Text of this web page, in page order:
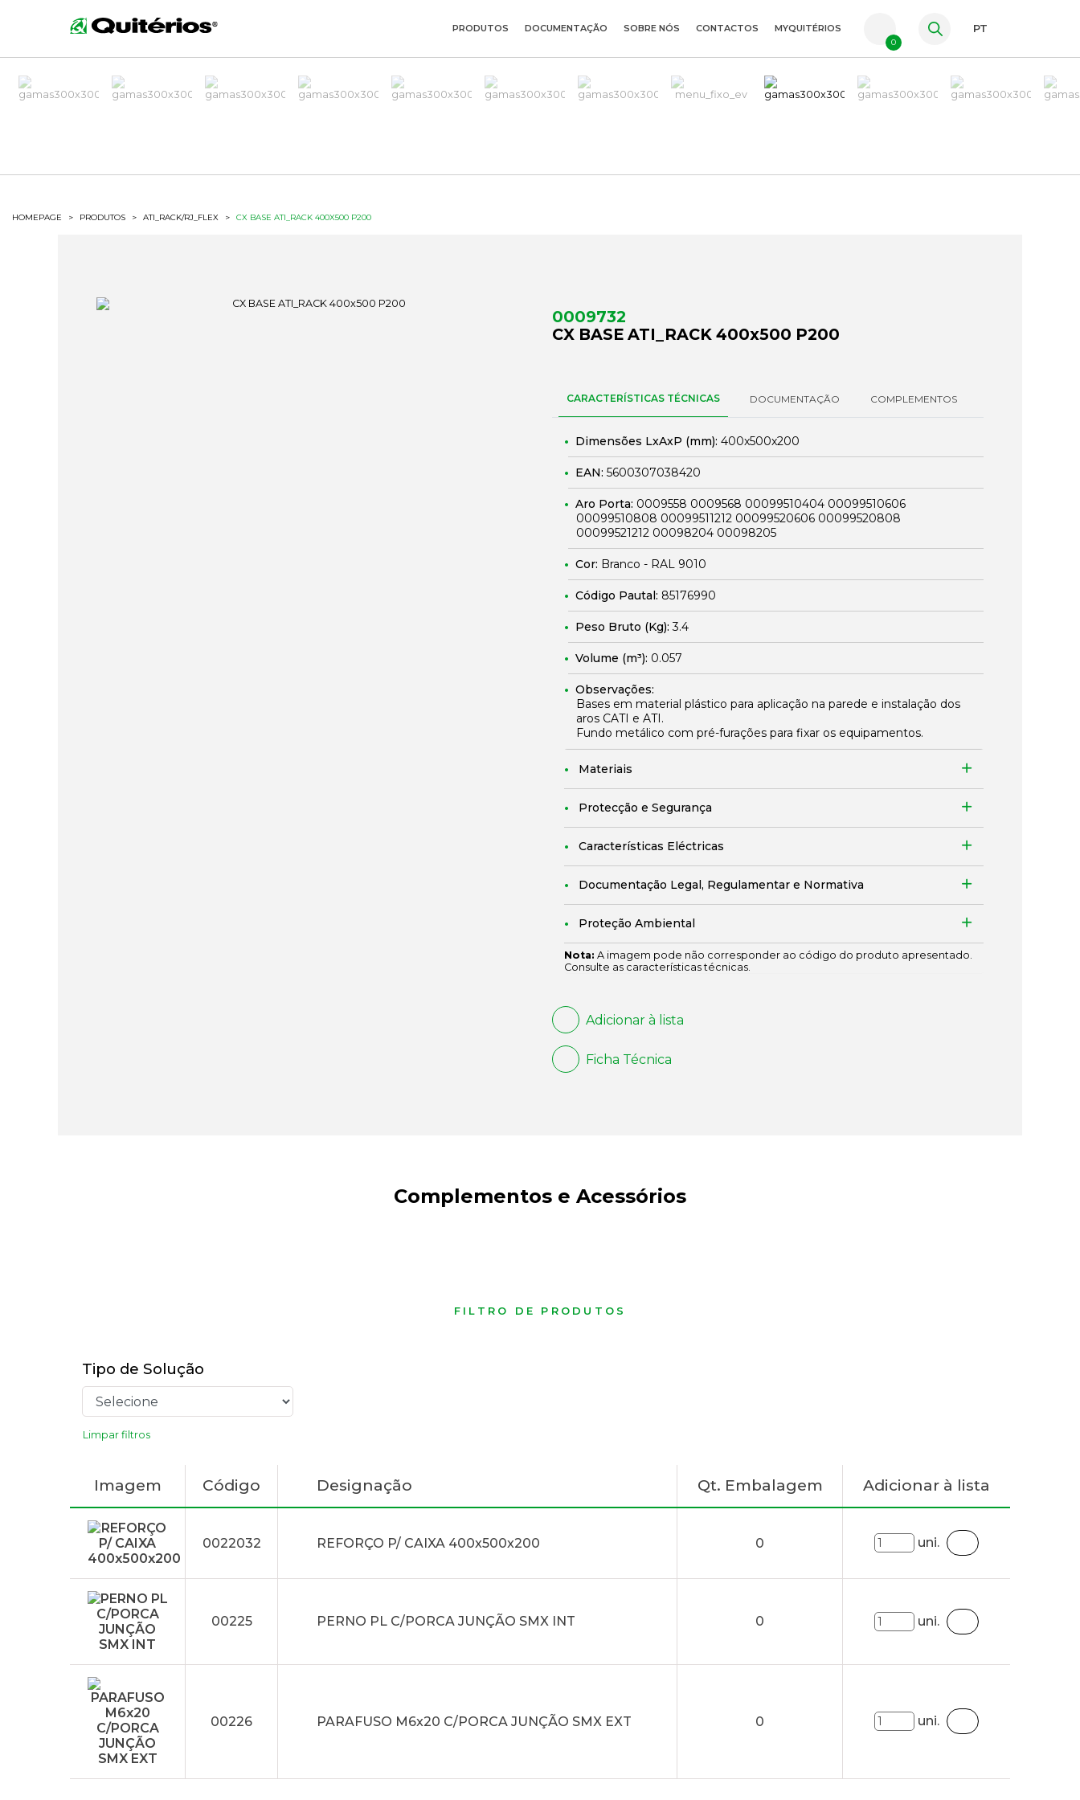
ES
PRODUTOS DOCUMENTAÇÃO SOBRE NÓS CONTACTOS MYQUITÉRIOS
0
PT
HOMEPAGE > PRODUTOS > ATI_RACK/RJ_FLEX > CX BASE ATI_RACK 400X500 P200
0009732
CX BASE ATI_RACK 400x500 P200
CARACTERÍSTICAS TÉCNICAS DOCUMENTAÇÃO COMPLEMENTOS
Dimensões LxAxP (mm): 400x500x200
EAN: 5600307038420
Aro Porta: 0009558 0009568 00099510404 00099510606
00099510808 00099511212 00099520606 00099520808
00099521212 00098204 00098205
Cor: Branco - RAL 9010
Código Pautal: 85176990
Peso Bruto (Kg):3.4
Volume (m³): 0.057
Observações:
Bases em material plástico para aplicação na parede e instalação dos
aros CATI e ATI.
Fundo metálico com pré-furações para fixar os equipamentos.
Materiais
Protecção e Segurança
Características Eléctricas
Documentação Legal, Regulamentar e Normativa
Proteção Ambiental
Nota: A imagem pode não corresponder ao código do produto apresentado.
Consulte as características técnicas.
Adicionar à lista
Ficha Técnica
Complementos e Acessórios
FILTRO DE PRODUTOS
Tipo de Solução
Limpar filtros
Imagem Código Designação Qt. Embalagem Adicionar à lista
0022032 REFORÇO P/ CAIXA 400x500x200 0 uni.
00225 PERNO PL C/PORCA JUNÇÃO SMX INT 0 uni.
00226 PARAFUSO M6x20 C/PORCA JUNÇÃO SMX EXT 0 uni.